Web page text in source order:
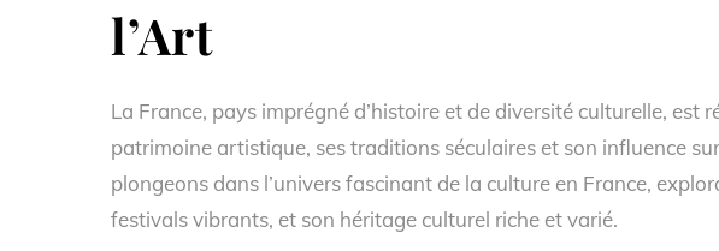
l’Art
La France, pays imprégné d’histoire et de diversité culturelle, est
patrimoine artistique, ses traditions séculaires et son influence
plongeons dans l’univers fascinant de la culture en France,
festivals vibrants, et son héritage culturel riche et varié.